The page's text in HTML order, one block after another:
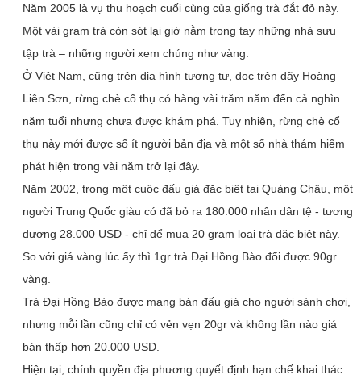
Năm 2005 là vụ thu hoạch cuối cùng của giống trà đắt đỏ này.
Một vài gram trà còn sót lại giờ nằm trong tay những nhà sưu
tập trà – những người xem chúng như vàng.
Ở Việt Nam, cũng trên địa hình tương tự, dọc trên dãy Hoàng
Liên Sơn, rừng chè cổ thụ có hàng vài trăm năm đến cả nghìn
năm tuổi nhưng chưa được khám phá. Tuy nhiên, rừng chè cổ
thụ này mới được số ít người bản địa và một số nhà thám hiểm
phát hiện trong vài năm trở lại đây.
Năm 2002, trong một cuộc đấu giá đặc biệt tại Quảng Châu, một
người Trung Quốc giàu có đã bỏ ra 180.000 nhân dân tệ - tương
đương 28.000 USD - chỉ để mua 20 gram loại trà đặc biệt này.
So với giá vàng lúc ấy thì 1gr trà Đại Hồng Bào đổi được 90gr
vàng.
Trà Đại Hồng Bào được mang bán đấu giá cho người sành chơi,
nhưng mỗi lần cũng chỉ có vẻn vẹn 20gr và không lần nào giá
bán thấp hơn 20.000 USD.
Hiện tại, chính quyền địa phương quyết định hạn chế khai thác